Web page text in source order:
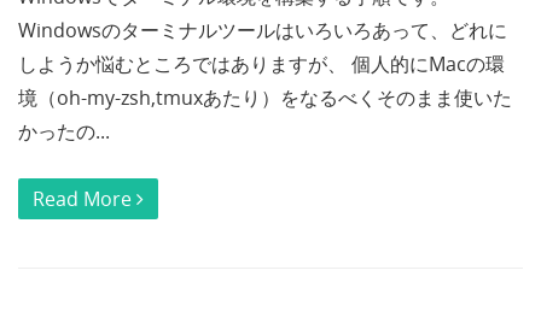
Windowsのターミナルツールはいろいろあって、どれに
しようか悩むところではありますが、 個人的にMacの環
境（oh-my-zsh,tmuxあたり）をなるべくそのまま使いた
かったの...
Read More